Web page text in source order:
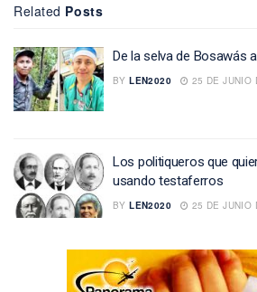
Related Posts
De la selva de Bosawás
BY LEN2020 25 DE JUNIO
Los politiqueros que
usando testaferros
BY LEN2020 25 DE JUNIO